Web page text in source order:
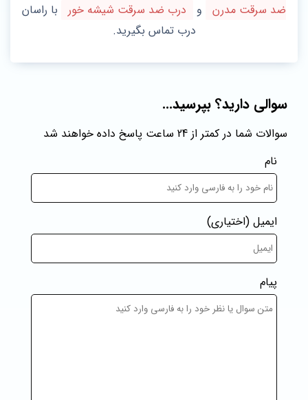
ضد سرقت مدرن
و درب ضد سرقت شیشه خور
با راسان
درب تماس بگیرید.
سوالی دارید؟ بپرسید...
سوالات شما در کمتر از 24 ساعت پاسخ داده خواهند شد
نام
ایمیل (اختیاری)
پیام